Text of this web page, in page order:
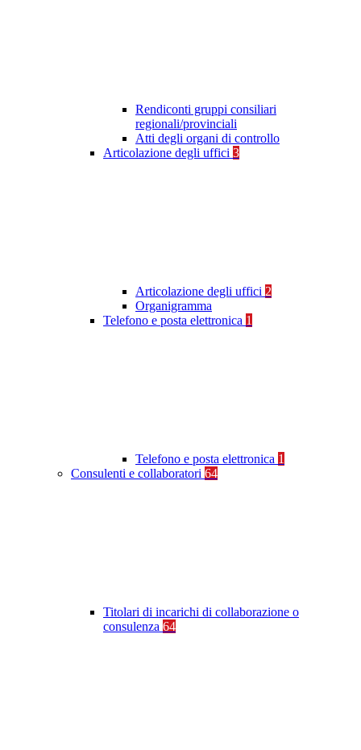
Rendiconti gruppi consiliari
regionali/provinciali
Atti degli organi di controllo
Articolazione degli uffici 3
Articolazione degli uffici 2
Organigramma
Telefono e posta elettronica 1
Telefono e posta elettronica 1
Consulenti e collaboratori 64
Titolari di incarichi di collaborazione o
consulenza 64